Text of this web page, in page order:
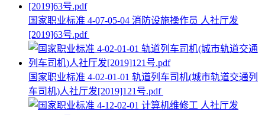
国家职业标准 4-07-05-04 消防设施操作员 人社厅发
[2019]63号.pdf
国家职业标准 4-02-01-01 轨道列车司机(城市轨道交通列
车司机)人社厅发[2019]121号.pdf